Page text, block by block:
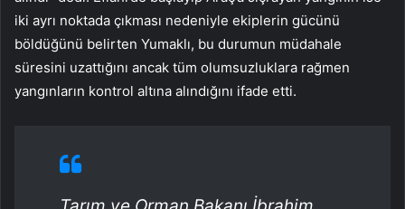
iki ayrı noktada çıkması nedeniyle ekiplerin gücünü
böldüğünü belirten Yumaklı, bu durumun müdahale
süresini uzattığını ancak tüm olumsuzluklara rağmen
yangınların kontrol altına alındığını ifade etti.